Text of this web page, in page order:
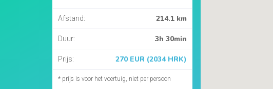
Afstand: 214.1 km
Duur: 3h 30min
Prijs: 270 EUR (2034 HRK)
* prijs is voor het voertuig, niet per persoon